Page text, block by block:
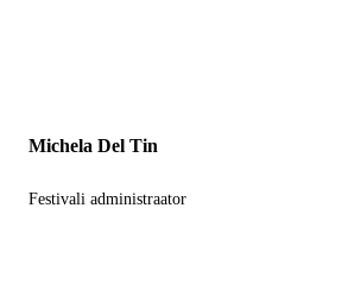
Michela Del Tin
Festivali administraator